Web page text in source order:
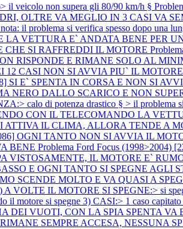
il veicolo non supera gli 80/90 km/h §
OLTRE VA MEGLIO IN 3 CASI VA
problema si verifica spesso dopo una
VETTURA E` ANDATA BENE PER
CHE SI RAFFREDDI IL MOTORE
RISPONDE E RIMANE SOLO AL
12 CASI NON SI AVVIA PIU` IL MOTORE
SI E` SPENTA IN CORSA E NON SI
NERO DALLO SCARICO E NON
calo di potenza drastico § > il problema
CON IL TELECOMANDO LA
IL CLIMA, ALLORA TENDE A
OGNI TANTO NON SI AVVIA IL
BENE Problema Ford Focus
VISTOSAMENTE, IL MOTORE E`
E OGNI TANTO SI SPEGNE AGLI
SCENDE MOLTO E VA QUASI A
IL MOTORE SI SPEGNE:> si
il motore si spegne 3) CASI:> 1 caso capitato
DEI VUOTI, CON LA SPIA SPENTA VA
SEMPRE ACCESA, NESSUNA